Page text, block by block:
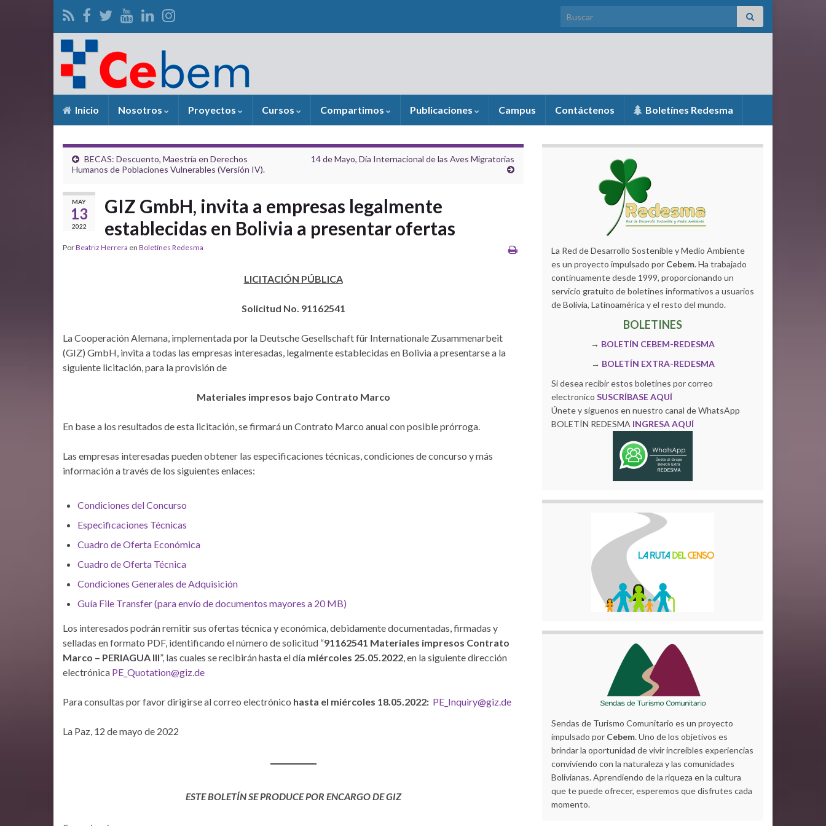
Search for:
Inicio Nosotros Proyectos Cursos Compartimos Publicaciones Campus Contáctenos Boletínes Redesma
BECAS: Descuento, Maestría en Derechos
Humanos de Poblaciones Vulnerables (Versión IV).
14 de Mayo, Día Internacional de las Aves Migratorias
MAY
13
2022
GIZ GmbH, invita a empresas legalmente
establecidas en Bolivia a presentar ofertas
PorBeatriz Herrera en Boletínes Redesma
LICITACIÓN PÚBLICA
Solicitud No. 91162541
La Cooperación Alemana, implementada por la Deutsche Gesellschaft für Internationale Zusammenarbeit
(GIZ) GmbH, invita a todas las empresas interesadas, legalmente establecidas en Bolivia a presentarse a la
siguiente licitación, para la provisión de
Materiales impresos bajo Contrato Marco
En base a los resultados de esta licitación, se firmará un Contrato Marco anual con posible prórroga.
Las empresas interesadas pueden obtener las especificaciones técnicas, condiciones de concurso y más
información a través de los siguientes enlaces:
Condiciones del Concurso
Especificaciones Técnicas
Cuadro de Oferta Económica
Cuadro de Oferta Técnica
Condiciones Generales de Adquisición
Guía File Transfer (para envío de documentos mayores a 20 MB)
Los interesados podrán remitir sus ofertas técnica y económica, debidamente documentadas, firmadas y
selladas en formato PDF, identificando el número de solicitud “91162541 Materiales impresos Contrato
Marco – PERIAGUA III”, las cuales se recibirán hasta el día miércoles 25.05.2022, en la siguiente dirección
electrónica PE_Quotation@giz.de
Para consultas por favor dirigirse al correo electrónico hasta el miércoles 18.05.2022: PE_Inquiry@giz.de
La Paz, 12 de mayo de 2022
ESTE BOLETÍN SE PRODUCE POR ENCARGO DE GIZ
La Red de Desarrollo Sostenible y Medio Ambiente
es un proyecto impulsado por Cebem. Ha trabajado
continuamente desde 1999, proporcionando un
servicio gratuito de boletines informativos a usuarios
de Bolivia, Latinoamérica y el resto del mundo.
BOLETINES
→ BOLETÍN CEBEM-REDESMA
→ BOLETÍN EXTRA-REDESMA
Si desea recibir estos boletines por correo
electronico SUSCRÍBASE AQUÍ
Únete y siguenos en nuestro canal de WhatsApp
BOLETÍN REDESMA INGRESA AQUÍ
Sendas de Turismo Comunitario es un proyecto
impulsado por Cebem. Uno de los objetivos es
brindar la oportunidad de vivir increíbles experiencias
conviviendo con la naturaleza y las comunidades
Bolivianas. Aprendiendo de la riqueza en la cultura
que te puede ofrecer, esperemos que disfrutes cada
momento.